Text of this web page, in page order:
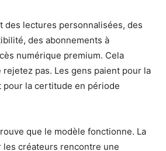
des lectures personnalisées, des
des abonnements à
numérique premium. Cela
rejetez pas. Les gens paient pour la
pour la certitude en période
que le modèle fonctionne. La
créateurs rencontre une